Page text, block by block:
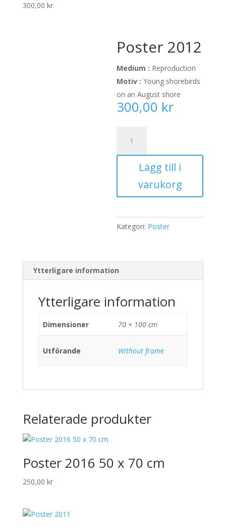
300,00 kr
Poster 2012
Medium : Reproduction
Motiv :Young shorebirds
on an August shore
300,00 kr
2012
mängd
Lägg till i
varukorg
Kategori: Poster
Ytterligare information
Ytterligare information
Dimensioner 70 × 100 cm
Utförande Without frame
Relaterade produkter
Poster 2016 50 x 70 cm
250,00 kr